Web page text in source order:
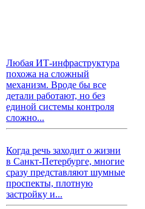
Любая ИТ-инфраструктура
похожа на сложный
механизм. Вроде бы все
детали работают, но без
единой системы контроля
сложно...
Когда речь заходит о жизни
в Санкт-Петербурге, многие
сразу представляют шумные
проспекты, плотную
застройку и...